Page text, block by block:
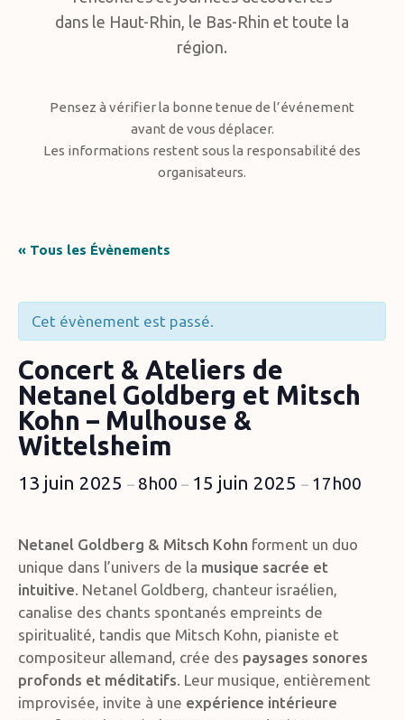
dans le Haut-Rhin, le Bas-Rhin et toute la
région.
Pensez à vérifier la bonne tenue de l’événement
avant de vous déplacer.
Les informations restent sous la responsabilité des
organisateurs.
« Tous les Évènements
Cet évènement est passé.
Concert & Ateliers de
Netanel Goldberg et Mitsch
Kohn – Mulhouse &
Wittelsheim
13 juin 2025 – 8h00 – 15 juin 2025 – 17h00
Netanel Goldberg & Mitsch Kohn forment un duo
unique dans l’univers de la musique sacrée et
intuitive. Netanel Goldberg, chanteur israélien,
canalise des chants spontanés empreints de
spiritualité, tandis que Mitsch Kohn, pianiste et
compositeur allemand, crée des paysages sonores
profonds et méditatifs. Leur musique, entièrement
improvisée, invite à une expérience intérieure